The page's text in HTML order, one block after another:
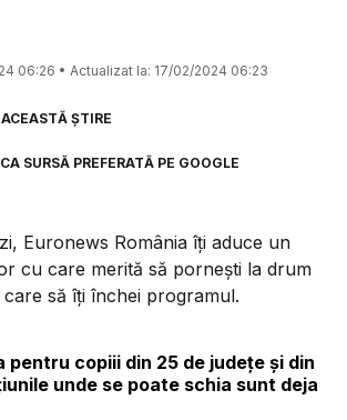
06:26 • Actualizat la: 17/02/2024 06:23
ȘTIRE
SURSĂ PREFERATĂ PE GOOGLE
Euronews România îți aduce un
cu care merită să pornești la drum
să îți închei programul.
pentru copiii din 25 de județe și din
unde se poate schia sunt deja